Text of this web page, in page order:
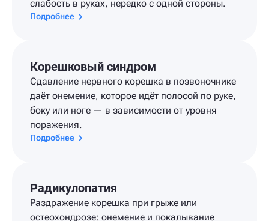
слабость в руках, нередко с одной стороны.
Подробнее
Корешковый синдром
Сдавление нервного корешка в позвоночнике
даёт онемение, которое идёт полосой по руке,
боку или ноге — в зависимости от уровня
поражения.
Подробнее
Радикулопатия
Раздражение корешка при грыже или
остеохондрозе: онемение и покалывание